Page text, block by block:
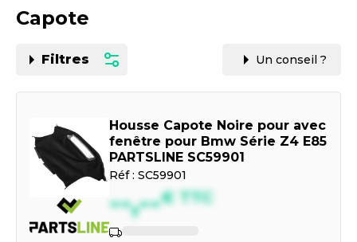
Motorisation
Capote
Filtres Un conseil ?
Housse Capote Noire pour avec
fenêtre pour Bmw Série Z4 E85
PARTSLINE SC59901
Réf : SC59901
--,--€ TTC